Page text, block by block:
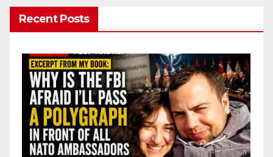
Recent Posts